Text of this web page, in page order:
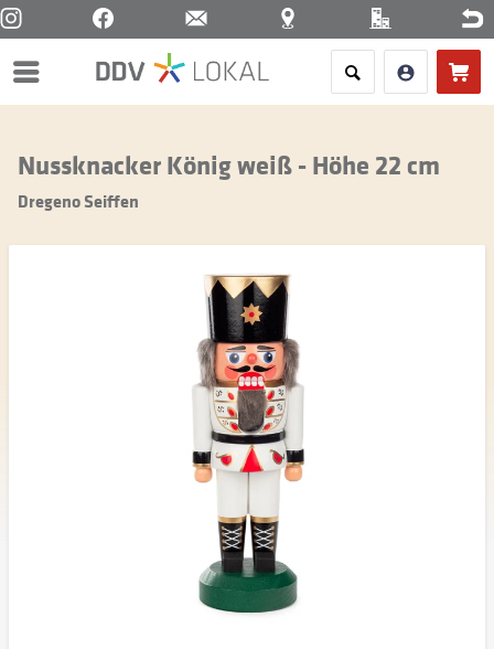
Menü
Nussknacker König weiß - Höhe 22 cm
Dregeno Seiffen